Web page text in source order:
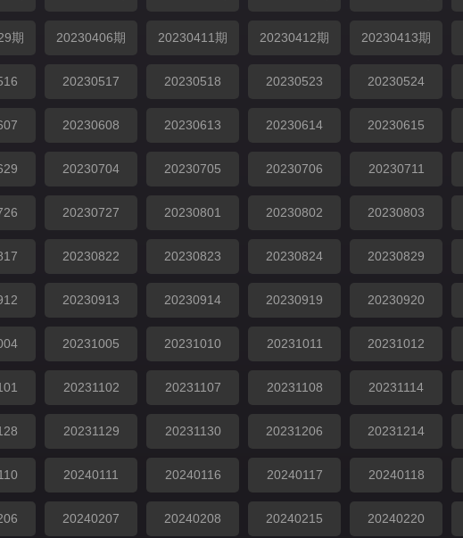
期 20230406期 20230411期 20230412期 20230413期
20230517 20230518 20230523 20230524
20230608 20230613 20230614 20230615
20230704 20230705 20230706 20230711
20230727 20230801 20230802 20230803
20230822 20230823 20230824 20230829
20230913 20230914 20230919 20230920
20231005 20231010 20231011 20231012
20231102 20231107 20231108 20231114
20231129 20231130 20231206 20231214
20240111 20240116 20240117 20240118
20240207 20240208 20240215 20240220